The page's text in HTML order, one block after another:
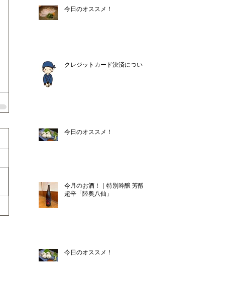
今日のオススメ！
クレジットカード決済について
今日のオススメ！
今月のお酒！｜特別吟醸 芳醇
超辛「陸奥八仙」
今日のオススメ！